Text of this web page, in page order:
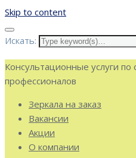
Skip to content
Искать:
Консультационные услуги по
профессионалов
Зеркала на заказ
Вакансии
Акции
О компании